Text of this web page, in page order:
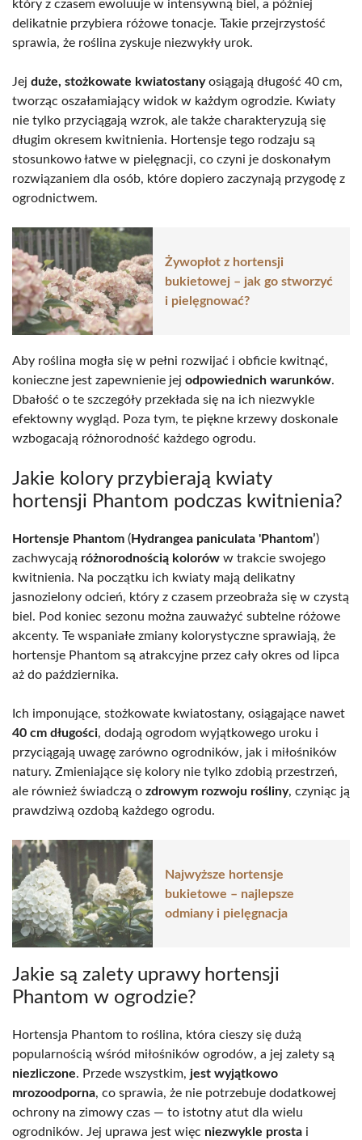
który z czasem ewoluuje w intensywną biel, a później
delikatnie przybiera różowe tonacje. Takie przejrzystość
sprawia, że roślina zyskuje niezwykły urok.
Jej duże, stożkowate kwiatostanyosiągają długość 40 cm,
tworząc oszałamiający widok w każdym ogrodzie. Kwiaty
nie tylko przyciągają wzrok, ale także charakteryzują się
długim okresem kwitnienia. Hortensje tego rodzaju są
stosunkowo łatwe w pielęgnacji, co czyni je doskonałym
rozwiązaniem dla osób, które dopiero zaczynają przygodę z
ogrodnictwem.
Żywopłot z hortensji
bukietowej – jak go stworzyć
i pielęgnować?
Aby roślina mogła się w pełni rozwijać i obficie kwitnąć,
konieczne jest zapewnienie jej odpowiednich warunków.
Dbałość o te szczegóły przekłada się na ich niezwykle
efektowny wygląd. Poza tym, te piękne krzewy doskonale
wzbogacają różnorodność każdego ogrodu.
Jakie kolory przybierają kwiaty
hortensji Phantom podczas kwitnienia?
Hortensje Phantom (Hydrangea paniculata 'Phantom’)
zachwycają różnorodnością kolorów w trakcie swojego
kwitnienia. Na początku ich kwiaty mają delikatny
jasnozielony odcień, który z czasem przeobraża się w czystą
biel. Pod koniec sezonu można zauważyć subtelne różowe
akcenty. Te wspaniałe zmiany kolorystyczne sprawiają, że
hortensje Phantom są atrakcyjne przez cały okres od lipca
aż do października.
Ich imponujące, stożkowate kwiatostany, osiągające nawet
40 cm długości, dodają ogrodom wyjątkowego uroku i
przyciągają uwagę zarówno ogrodników, jak i miłośników
natury. Zmieniające się kolory nie tylko zdobią przestrzeń,
ale również świadczą o zdrowym rozwoju rośliny, czyniąc ją
prawdziwą ozdobą każdego ogrodu.
Najwyższe hortensje
bukietowe – najlepsze
odmiany i pielęgnacja
Jakie są zalety uprawy hortensji
Phantom w ogrodzie?
Hortensja Phantom to roślina, która cieszy się dużą
popularnością wśród miłośników ogrodów, a jej zalety są
niezliczone. Przede wszystkim, jest wyjątkowo
mrozoodporna, co sprawia, że nie potrzebuje dodatkowej
ochrony na zimowy czas — to istotny atut dla wielu
ogrodników. Jej uprawa jest więc niezwykle prosta i